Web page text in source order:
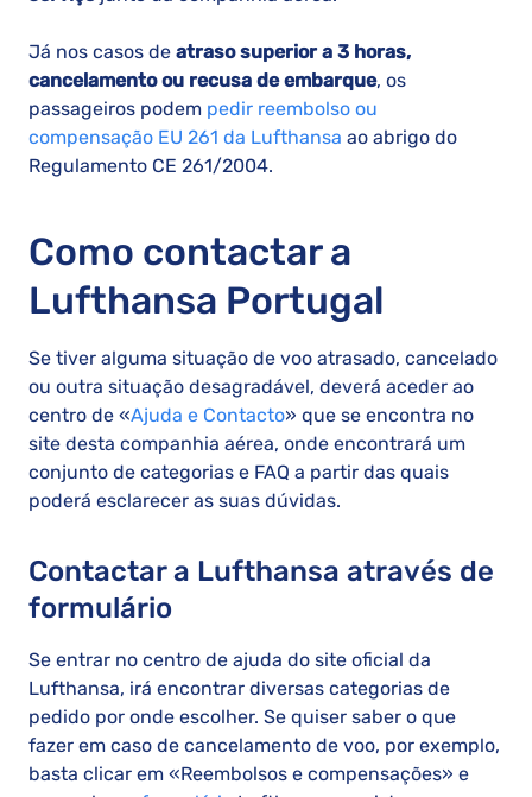
Já nos casos de atraso superior a 3 horas,
cancelamento ou recusa de embarque, os
passageiros podem pedir reembolso ou
compensação EU 261 da Lufthansa ao abrigo do
Regulamento CE 261/2004.
Como contactar a
Lufthansa Portugal
Se tiver alguma situação de voo atrasado, cancelado
ou outra situação desagradável, deverá aceder ao
centro de «Ajuda e Contacto» que se encontra no
site desta companhia aérea, onde encontrará um
conjunto de categorias e FAQ a partir das quais
poderá esclarecer as suas dúvidas.
Contactar a Lufthansa através de
formulário
Se entrar no centro de ajuda do site oficial da
Lufthansa, irá encontrar diversas categorias de
pedido por onde escolher. Se quiser saber o que
fazer em caso de cancelamento de voo, por exemplo,
basta clicar em «Reembolsos e compensações» e